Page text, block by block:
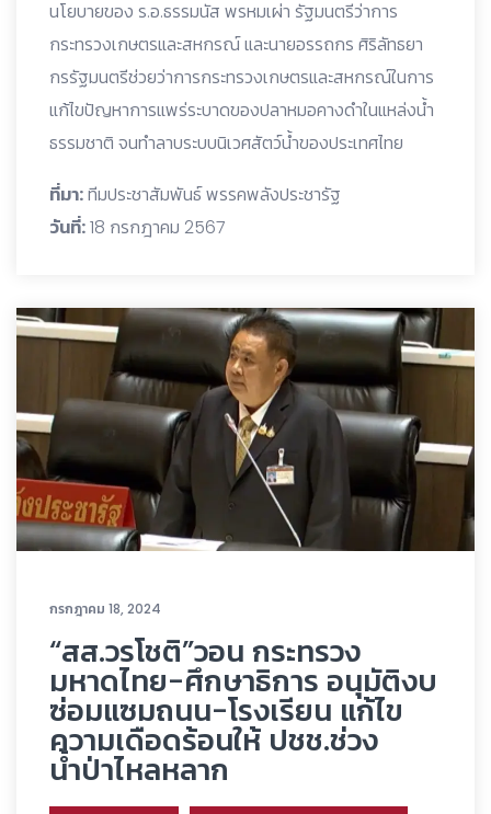
นโยบายของ ร.อ.ธรรมนัส พรหมเผ่า รัฐมนตรีว่าการ
กระทรวงเกษตรและสหกรณ์ และนายอรรถกร ศิริลัทธยา
กรรัฐมนตรีช่วยว่าการกระทรวงเกษตรและสหกรณ์ในการ
แก้ไขปัญหาการแพร่ระบาดของปลาหมอคางดำในแหล่งน้ำ
ธรรมชาติ จนทำลาบระบบนิเวศสัตว์น้ำของประเทศไทย
ที่มา:ทีมประชาสัมพันธ์ พรรคพลังประชารัฐ
วันที่:18 กรกฎาคม 2567
กรกฎาคม 18, 2024
“สส.วรโชติ”วอน กระทรวง
มหาดไทย-ศึกษาธิการ อนุมัติงบ
ซ่อมแซมถนน-โรงเรียน แก้ไข
ความเดือดร้อนให้ ปชช.ช่วง
น้ำป่าไหลหลาก